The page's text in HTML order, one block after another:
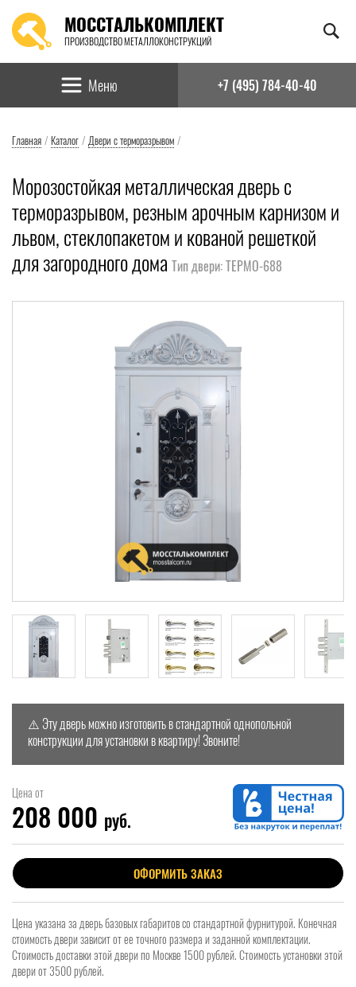
МОССТАЛЬКОМПЛЕКТ
ПРОИЗВОДСТВО МЕТАЛЛОКОНСТРУКЦИЙ
Найти:
Меню +7 (495) 784-40-40
Главная / Каталог / Двери с терморазрывом /
Морозостойкая металлическая дверь с
терморазрывом, резным арочным карнизом и
львом, стеклопакетом и кованой решеткой
для загородного дома Тип двери: ТЕРМО-688
⚠️ Эту дверь можно изготовить в стандартной однопольной
конструкции для установки в квартиру! Звоните!
Цена от
208 000 руб.
ОФОРМИТЬ ЗАКАЗ
Цена указана за дверь базовых габаритов со стандартной фурнитурой. Конечная
стоимость двери зависит от ее точного размера и заданной комплектации.
Стоимость доставки этой двери по Москве 1500 рублей. Стоимость установки этой
двери от 3500 рублей.